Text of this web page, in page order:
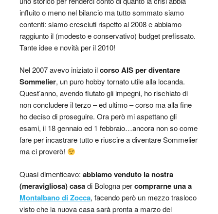
influito o meno nel bilancio ma tutto sommato siamo
contenti: siamo cresciuti rispetto al 2008 e abbiamo
raggiunto il (modesto e conservativo) budget prefissato.
Tante idee e novità per il 2010!
Nel 2007 avevo iniziato ilcorso AIS per diventare
Sommelier, un puro hobby tornato utile alla locanda.
Quest’anno, avendo fiutato gli impegni, ho rischiato di
non concludere il terzo – ed ultimo – corso ma alla fine
ho deciso di proseguire. Ora però mi aspettano gli
esami, il 18 gennaio ed 1 febbraio…ancora non so come
fare per incastrare tutto e riuscire a diventare Sommelier
ma ci proverò!
Quasi dimenticavo: abbiamo venduto la nostra
(meravigliosa) casadi Bologna percomprarne una a
Montalbano di Zocca, facendo però un mezzo trasloco
visto che la nuova casa sarà pronta a marzo del